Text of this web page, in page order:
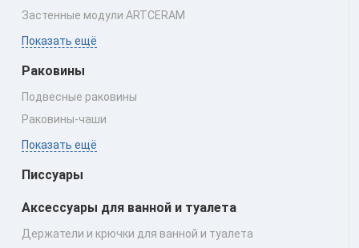
Застенные модули ARTCERAM
Показать ещё
Раковины
Подвесные раковины
Раковины‑чаши
Показать ещё
Писсуары
Аксессуары для ванной и туалета
Держатели и крючки для ванной и туалета